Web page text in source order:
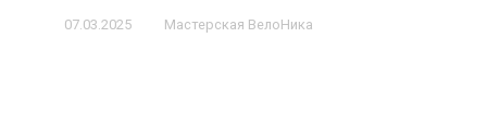
07.03.2025 Мастерская ВелоНика